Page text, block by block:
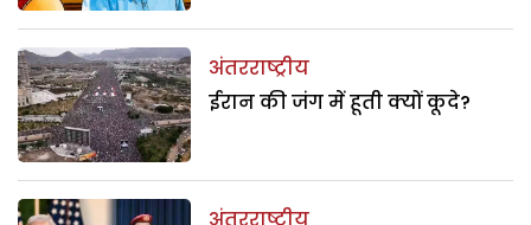
अंतरराष्ट्रीय
ईरान की जंग में हूती क्यों कूदे?